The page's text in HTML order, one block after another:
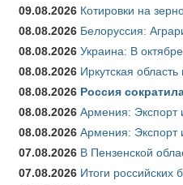
09.08.2026 Котировки на
08.08.2026 Белоруссия:
08.08.2026 Украина: В
08.08.2026 Иркутская
08.08.2026 Россия
08.08.2026 Армения: Экспорт
08.08.2026 Армения: Экспорт
07.08.2026 В Пензенской
07.08.2026 Итоги российских